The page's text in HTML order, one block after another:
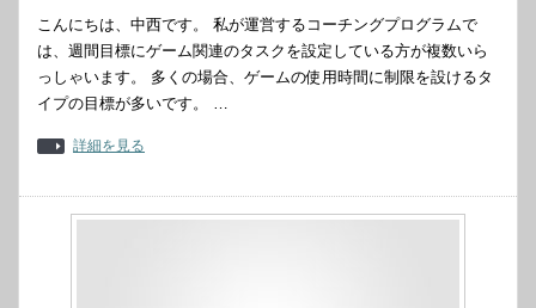
こんにちは、中西です。 私が運営するコーチングプログラムで
は、週間目標にゲーム関連のタスクを設定している方が複数いら
っしゃいます。 多くの場合、ゲームの使用時間に制限を設けるタ
イプの目標が多いです。 …
詳細を見る